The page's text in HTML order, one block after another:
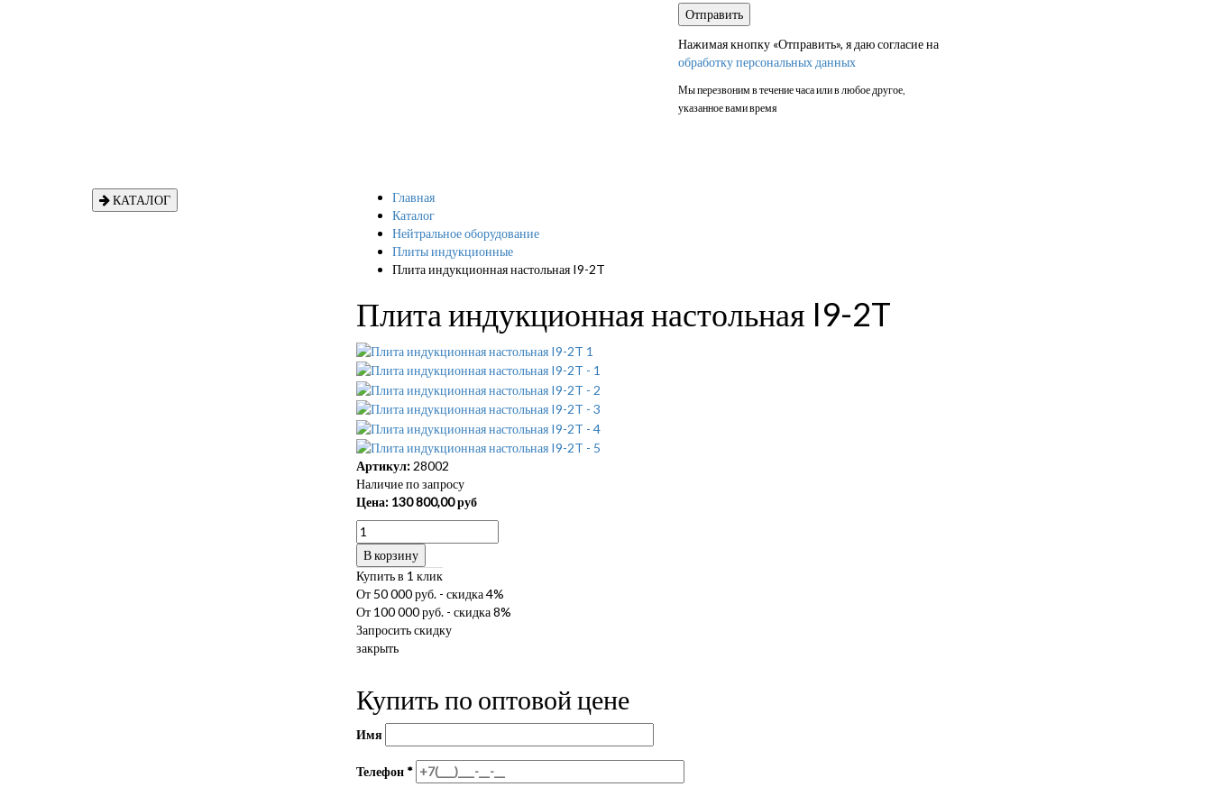
Нажимая кнопку «Отправить», я даю согласие на
обработку персональных данных
Мы перезвоним в течение часа или в любое другое,
указанное вами время
КАТАЛОГ
Главная
Каталог
Нейтральное оборудование
Плиты индукционные
Плита индукционная настольная I9-2T
Плита индукционная настольная I9-2T
Артикул:28002
Наличие по запросу
Цена: 130 800,00руб
В корзину
Купить в 1 клик
От 50 000 руб. - скидка 4%
От 100 000 руб. - скидка 8%
Запросить скидку
закрыть
Купить по оптовой цене
Имя
Телефон *